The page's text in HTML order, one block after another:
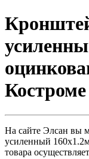
Костроме
На сайте Элсан вы
усиленный
товара